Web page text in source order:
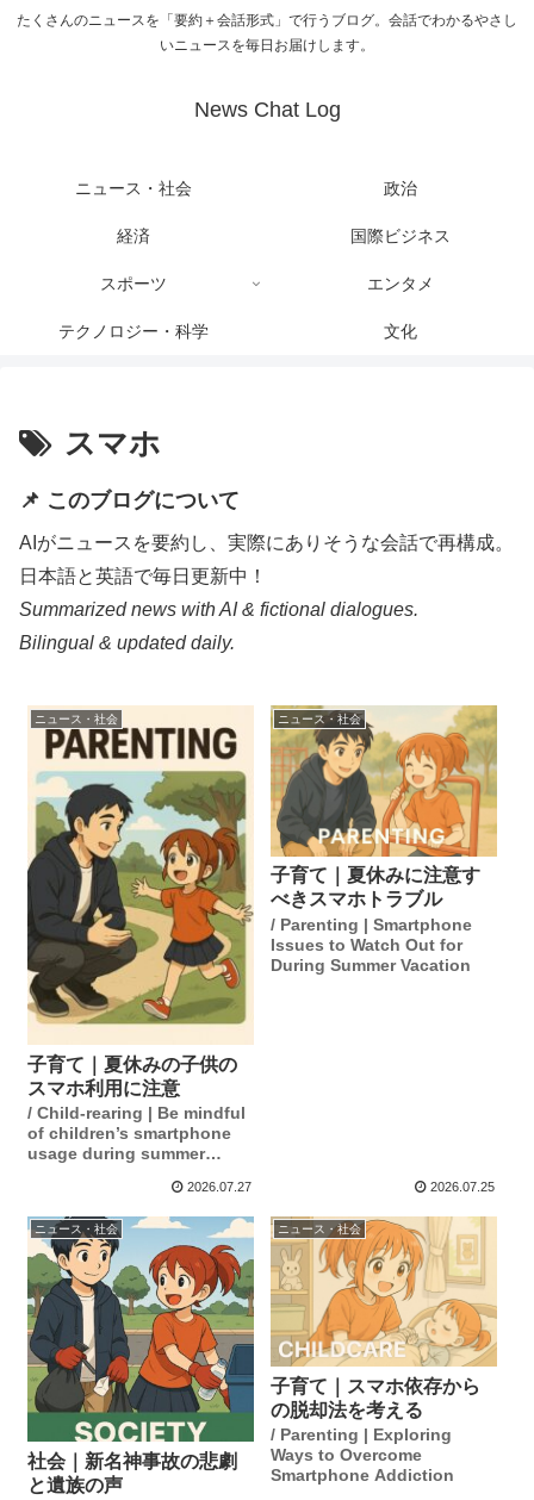
たくさんのニュースを「要約＋会話形式」で行うブログ。会話でわかるやさし
いニュースを毎日お届けします。
News Chat Log
ニュース・社会 政治
経済 国際ビジネス
スポーツ エンタメ
テクノロジー・科学 文化
スマホ
📌 このブログについて
AIがニュースを要約し、実際にありそうな会話で再構成。
日本語と英語で毎日更新中！
Summarized news with AI & fictional dialogues.
Bilingual & updated daily.
ニュース・社会
子育て｜夏休みの子供の
スマホ利用に注意
/ Child-rearing | Be mindful
of children’s smartphone
usage during summer
2026.07.27
ニュース・社会
子育て｜夏休みに注意す
べきスマホトラブル
/ Parenting | Smartphone
Issues to Watch Out for
During Summer Vacation
2026.07.25
ニュース・社会
社会｜新名神事故の悲劇
と遺族の声
ニュース・社会
子育て｜スマホ依存から
の脱却法を考える
/ Parenting | Exploring
Ways to Overcome
Smartphone Addiction